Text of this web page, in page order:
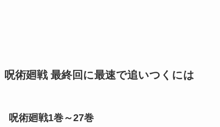
呪術廻戦 最終回に最速で追いつくには
呪術廻戦1巻～27巻